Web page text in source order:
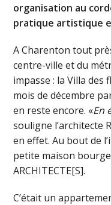
organisation au
pratique artistique
A Charenton tout
centre-ville et du
impasse : la Villa des
mois de décembre
en reste encore. «En
souligne l’architecte
en effet. Au bout de
petite maison
ARCHITECTE[S].
C’était un